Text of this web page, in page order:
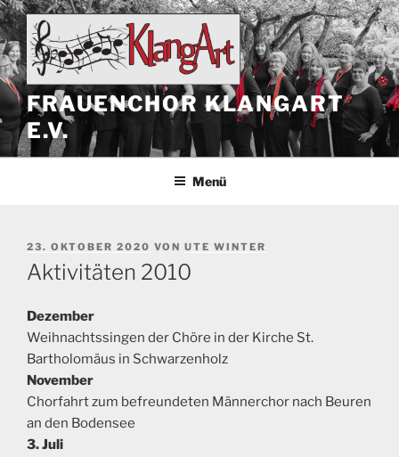
Zum
Inhalt
springen
FRAUENCHOR KLANGART
E.V.
Menü
VERÖFFENTLICHT
AM
23. OKTOBER 2020 VON UTE WINTER
Aktivitäten 2010
Dezember
Weihnachtssingen der Chöre in der Kirche St.
Bartholomäus in Schwarzenholz
November
Chorfahrt zum befreundeten Männerchor nach Beuren
an den Bodensee
3. Juli